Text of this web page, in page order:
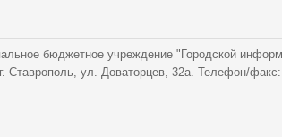
бюджетное учреждение "Городской
Ставрополь, ул. Доваторцев, 32а. Телефон/